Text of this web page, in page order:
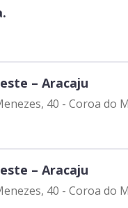
– Aracaju
40 - Coroa do
– Aracaju
40 - Coroa do